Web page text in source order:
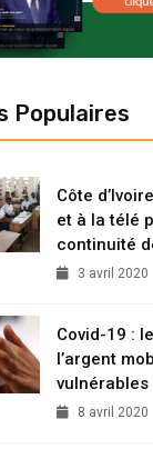
Populaires
Côte
et à la télé
continuité
3 avril 2020
Covid-19 :
l’argent
vulnérables
8 avril 2020